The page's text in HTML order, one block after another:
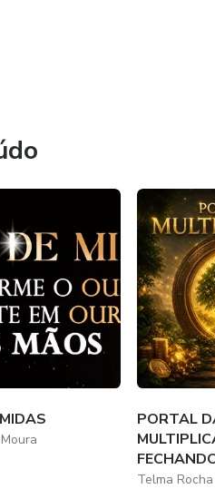
PORTAL
Telma Rocha